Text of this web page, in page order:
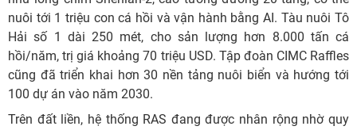
nuôi tới 1 triệu con cá hồi và vận hành bằng AI. Tàu nuôi Tô
Hải số 1 dài 250 mét, cho sản lượng hơn 8.000 tấn cá
hồi/năm, trị giá khoảng 70 triệu USD. Tập đoàn CIMC Raffles
cũng đã triển khai hơn 30 nền tảng nuôi biển và hướng tới
100 dự án vào năm 2030.
Trên đất liền, hệ thống RAS đang được nhân rộng nhờ quy